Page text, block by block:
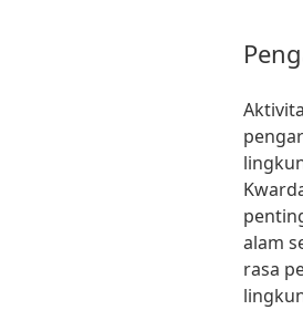
alam
rasa